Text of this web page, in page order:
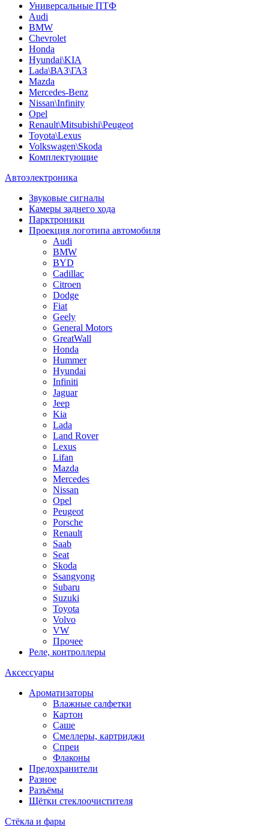
Универсальные ПТФ
Audi
BMW
Chevrolet
Honda
Hyundai\KIA
Lada\ВАЗ\ГАЗ
Mazda
Mercedes-Benz
Nissan\Infinity
Opel
Renault\Mitsubishi\Peugeot
Toyota\Lexus
Volkswagen\Skoda
Комплектующие
Автоэлектроника
Звуковые сигналы
Камеры заднего хода
Парктроники
Проекция логотипа автомобиля
Audi
BMW
BYD
Cadillac
Citroen
Dodge
Fiat
Geely
General Motors
GreatWall
Honda
Hummer
Hyundai
Infiniti
Jaguar
Jeep
Kia
Lada
Land Rover
Lexus
Lifan
Mazda
Mercedes
Nissan
Opel
Peugeot
Porsche
Renault
Saab
Seat
Skoda
Ssangyong
Subaru
Suzuki
Toyota
Volvo
VW
Прочее
Реле, контроллеры
Аксессуары
Ароматизаторы
Влажные салфетки
Картон
Саше
Смеллеры, картриджи
Спреи
Флаконы
Предохранители
Разное
Разъёмы
Щётки стеклоочистителя
Стёкла и фары